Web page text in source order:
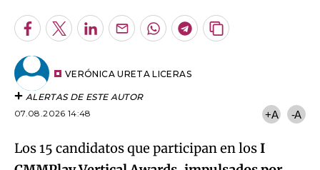
Facebook
TwitterLinkedInEnviarWhatsapp
Telegram
Copiar
VERÓNICA URETA LICERAS
ALERTAS DE ESTE AUTOR
07.08.2026 14:48
+A -A
Los 15 candidatos que participan en losI